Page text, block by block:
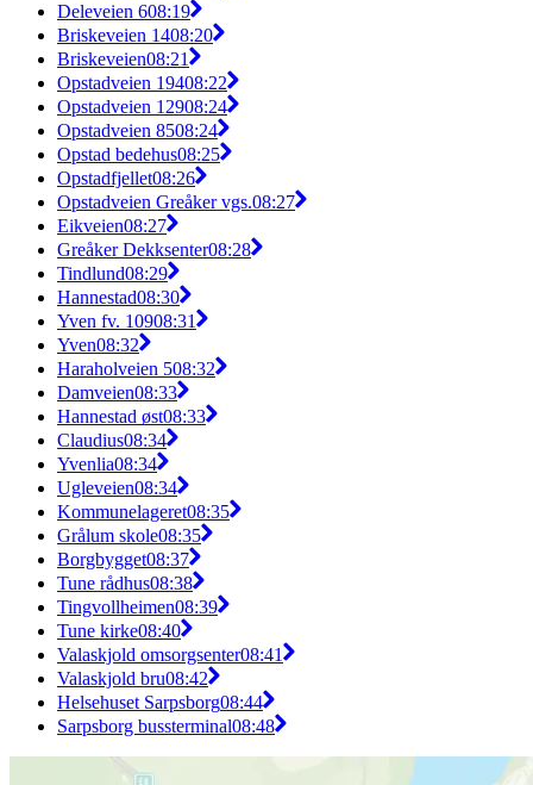
Deleveien 608:19
Briskeveien 1408:20
Briskeveien08:21
Opstadveien 19408:22
Opstadveien 12908:24
Opstadveien 8508:24
Opstad bedehus08:25
Opstadfjellet08:26
Opstadveien Greåker vgs.08:27
Eikveien08:27
Greåker Dekksenter08:28
Tindlund08:29
Hannestad08:30
Yven fv. 10908:31
Yven08:32
Haraholveien 508:32
Damveien08:33
Hannestad øst08:33
Claudius08:34
Yvenlia08:34
Ugleveien08:34
Kommunelageret08:35
Grålum skole08:35
Borgbygget08:37
Tune rådhus08:38
Tingvollheimen08:39
Tune kirke08:40
Valaskjold omsorgsenter08:41
Valaskjold bru08:42
Helsehuset Sarpsborg08:44
Sarpsborg bussterminal08:48